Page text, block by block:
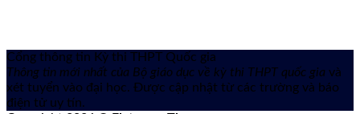
Cổng thông tin Kỳ thi THPT Quốc gia
Thông tin mới nhất của Bộ giáo dục về kỳ thi THPT quốc gia và
xét tuyển vào đại học. Được cập nhật từ các trường và báo
điện tử uy tín.